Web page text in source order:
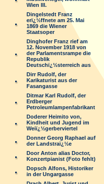
Wien III.
Dingelstedt Franz
erï¿½ffnete am 25. Mai
1869 die Wiener
Staatsoper
Dinghofer Franz rief am
12. November 1918 von
der Parlamentsrampe die
Republik
Deutschï¿½sterreich aus
Dirr Rudolf, der
Karikaturist aus der
Fasangasse
Ditmar Karl Rudolf, der
Erdberger
Petroleumlampenfabrikant
Doderer Heimito von,
Kindheit und Jugend im
Weiï¿½gerberviertel
Donner Georg Raphael auf
der Landstraï¿½e
Door Anton alias Doctor,
Konzertpianist (Foto fehlt)
Dopsch Alfons, Historiker
in der Ungargasse